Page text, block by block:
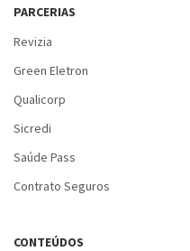
PARCERIAS
Revizia
Green Eletron
Qualicorp
Sicredi
Saúde Pass
Contrato Seguros
CONTEÚDOS